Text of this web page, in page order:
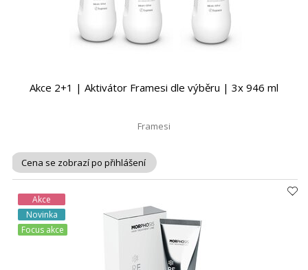
Akce 2+1 | Aktivátor Framesi dle výběru | 3x 946 ml
Framesi
Cena se zobrazí po přihlášení
Akce
Novinka
Focus akce